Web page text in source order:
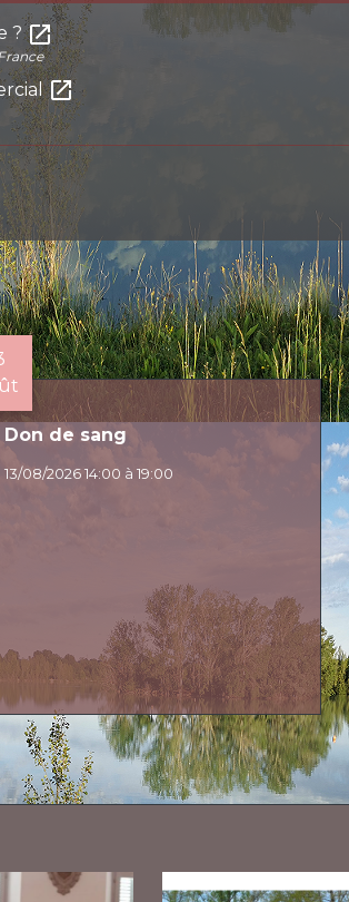
?open_in_new
open_in_new
Don de sang
13/08/2026 14:00 à 19:00